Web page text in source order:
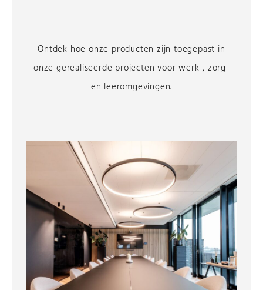
Ontdek hoe onze producten zijn toegepast in
onze gerealiseerde projecten voor werk-, zorg-
en leeromgevingen.